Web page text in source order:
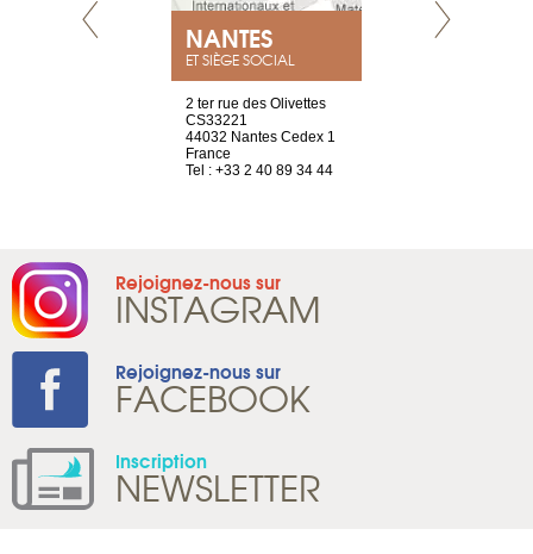
NANTES
ET SIÈGE SOCIAL
2 ter rue des Olivettes
CS33221
44032 Nantes Cedex 1
France
Tel : +33 2 40 89 34 44
Rejoignez-nous sur
INSTAGRAM
Rejoignez-nous sur
FACEBOOK
Inscription
NEWSLETTER